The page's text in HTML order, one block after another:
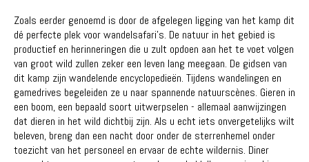
Zoals eerder genoemd is door de afgelegen ligging van het kamp dit
dé perfecte plek voor wandelsafari's. De natuur in het gebied is
productief en herinneringen die u zult opdoen aan het te voet volgen
van groot wild zullen zeker een leven lang meegaan. De gidsen van
dit kamp zijn wandelende encyclopedieën. Tijdens wandelingen en
gamedrives begeleiden ze u naar spannende natuurscènes. Gieren in
een boom, een bepaald soort uitwerpselen - allemaal aanwijzingen
dat dieren in het wild dichtbij zijn. Als u echt iets onvergetelijks wilt
beleven, breng dan een nacht door onder de sterrenhemel onder
toezicht van het personeel en ervaar de echte wildernis. Diner